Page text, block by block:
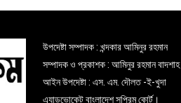
উপদেষ্টা সম্পাদক : খন্দকার আমিনুর রহমান
সম্পাদক ও প্রকাশক : আমিনুর রহমান বাদশাহ
আইন উপদেষ্টা : এস. এম. দৌলত -ই-খুদা
এ্যাডভোকেট বাংলাদেশ সুপ্রিম কোর্ট।